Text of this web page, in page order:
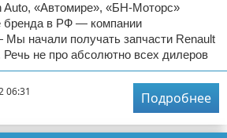
Auto, «Автомире», «БН-Моторс»
бренда в РФ — компании
начали получать запчасти Renault
не про абсолютно всех дилеров
06:31
Подробнее